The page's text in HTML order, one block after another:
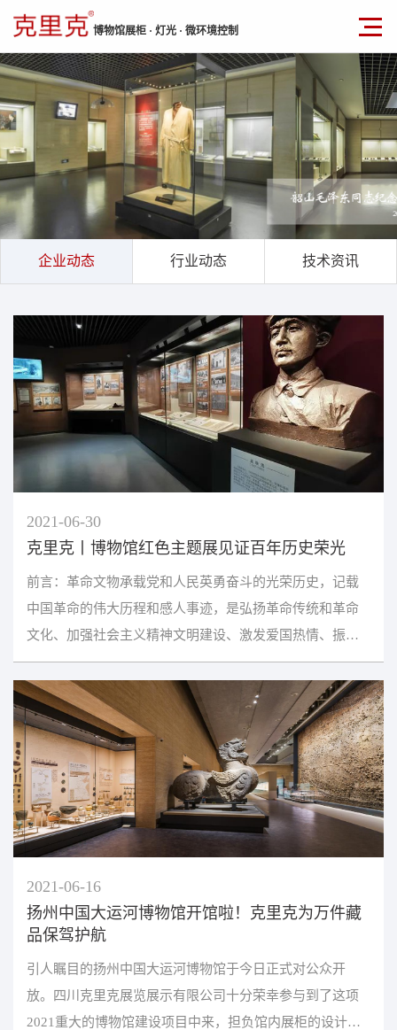
博物馆展柜 · 灯光 · 微环境控制
企业动态 行业动态 技术资讯
2021-06-30
克里克丨博物馆红色主题展见证百年历史荣光
前言：革命文物承载党和人民英勇奋斗的光荣历史，记载
中国革命的伟大历程和感人事迹，是弘扬革命传统和革命
文化、加强社会主义精神文明建设、激发爱国热情、振奋
民族精神的生动教材。今年是中国共产党建党100周年大
庆...
2021-06-16
扬州中国大运河博物馆开馆啦！克里克为万件藏
品保驾护航
引人瞩目的扬州中国大运河博物馆于今日正式对公众开
放。四川克里克展览展示有限公司十分荣幸参与到了这项
2021重大的博物馆建设项目中来，担负馆内展柜的设计定